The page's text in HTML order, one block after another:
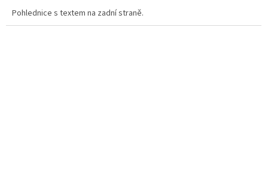
Pohlednice s textem na zadní straně.